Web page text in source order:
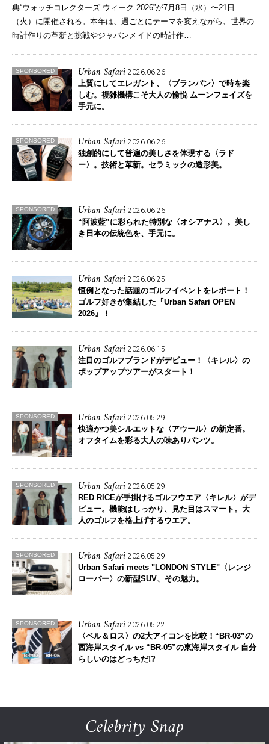
典“ウォッチコレクターズ ウィーク 2026”が7月8日（水）〜21日
（火）に開催される。本年は、週ごとにテーマを変えながら、世界の
時計作りの革新と挑戦やジャパンメイドの時計作…
SPONSORED Urban Safari 2026.06.26
上質にしてエレガント、〈ブランパン〉で時を楽
しむ。 複雑機構こそ大人の愉悦 ムーンフェイズを
手元に。
SPONSORED Urban Safari 2026.06.26
独創的にして普遍の美しさを体現する〈ラド
ー〉。 技術と革新。セラミックの造形美。
SPONSORED Urban Safari 2026.06.26
“阿波藍”に彩られた特別な〈オシアナス〉。 美し
き日本の伝統色を、手元に。
Urban Safari 2026.06.25
恒例となった話題のゴルフイベントをレポート！
ゴルフ好きが集結した『Urban Safari OPEN
2026』！
Urban Safari 2026.06.15
注目のゴルフブランドがデビュー！
〈キレル〉の
ポップアップツアーがスタート！
SPONSORED Urban Safari 2026.05.29
快適かつ美シルエットな〈アウール〉の新定番。
オフタイムを彩る大人の味ありパンツ。
SPONSORED Urban Safari 2026.05.29
RED RICEが手掛けるゴルフウエア〈キレル〉がデ
ビュー。 機能はしっかり、見た目はスマート。大
人のゴルフを格上げするウエア。
SPONSORED Urban Safari 2026.05.29
Urban Safari meets "LONDON STYLE" 〈レンジ
ローバー〉の新型SUV、その魅力。
SPONSORED Urban Safari 2026.05.22
〈ベル＆ロス〉の2大アイコンを比較！ “BR-03”の
西海岸スタイル vs “BR-05”の東海岸スタイル 自分
らしいのはどっちだ!?
Celebrity Snap